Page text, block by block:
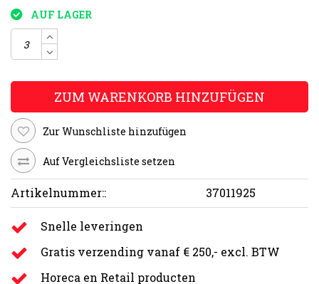
AUF LAGER
ZUM WARENKORB HINZUFÜGEN
Zur Wunschliste hinzufügen
Auf Vergleichsliste setzen
Artikelnummer:: 37011925
Snelle leveringen
Gratis verzending vanaf € 250,- excl. BTW
Horeca en Retail producten